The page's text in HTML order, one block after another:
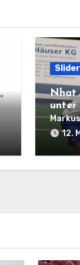
Slider
Nhat
unter
Welt
12.